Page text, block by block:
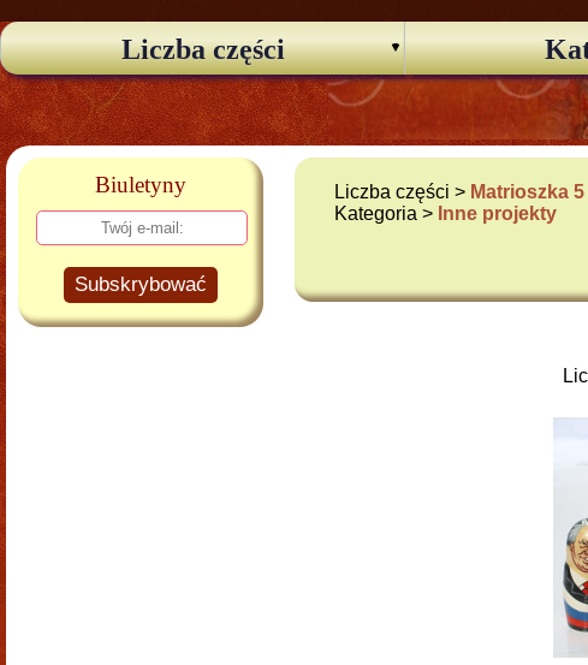
Liczba części
Biuletyny
Subskrybować
Liczba części > Matrioszka
Kategoria > Inne projekty